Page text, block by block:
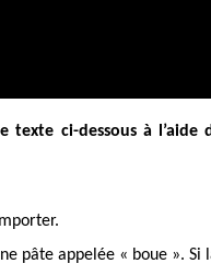
ci-dessous à l’aide
pâte appelée « boue ».